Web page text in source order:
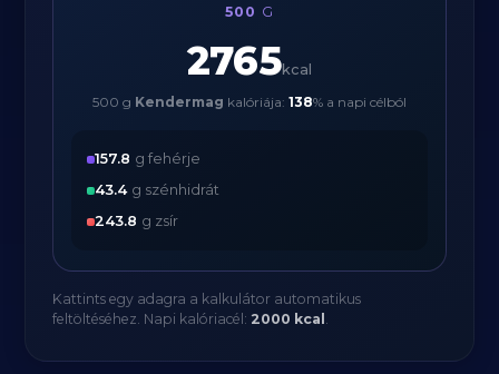
500 G
2765kcal
500 g Kendermag kalóriája: 138% a napi célból
157.8 g fehérje
43.4 g szénhidrát
243.8 g zsír
Kattints egy adagra a kalkulátor automatikus
feltöltéséhez. Napi kalóriacél: 2000 kcal .